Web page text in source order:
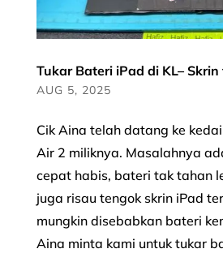
Tukar Bateri iPad di KL–
AUG 5, 2025
Cik Aina telah datang ke
Air 2 miliknya. Masalahnya
cepat habis, bateri tak tahan
juga risau tengok skrin iPad
mungkin disebabkan bateri
Aina minta kami untuk tukar